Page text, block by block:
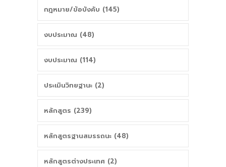
กฎหมาย/ข้อบังคับ (145)
งบประมาณ (48)
งบประมาณ (114)
ประเมินวิทยฐานะ (2)
หลักสูตร (239)
หลักสูตรฐานสมรรถนะ (48)
หลักสูตรต่างประเทศ (2)